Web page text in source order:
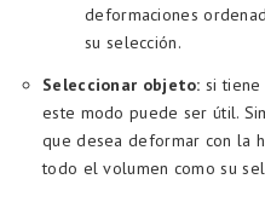
deformaciones
su selección.
Seleccionar objeto: si tiene
este modo puede ser útil.
que desea deformar con la
todo el volumen como su